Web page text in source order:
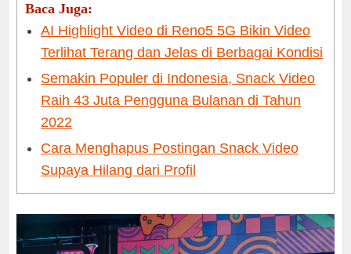
Baca Juga:
AI Highlight Video di Reno5 5G Bikin Video
Terlihat Terang dan Jelas di Berbagai Kondisi
Semakin Populer di Indonesia, Snack Video
Raih 43 Juta Pengguna Bulanan di Tahun
2022
Cara Menghapus Postingan Snack Video
Supaya Hilang dari Profil